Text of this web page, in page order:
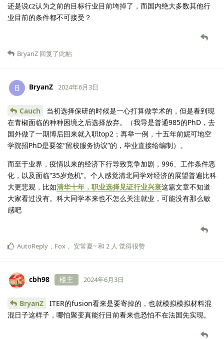
还是说cz认为之前的目标行业目前垮掉了，而国内绝大多数其他行
业目前的条件都不可接受？
BryanZ 回复了此帖
B BryanZ 2024年6月3日
Cauch
当初选择保研的时候是一心打算做学术的，但是看到现
在青椒面临的种种困境之后选择放弃。（我导是普通985的PhD，去
国外做了一期博后回来就入职top2；再举一例，十五年前妮可地空
学院招PhD是要签“留校服务协议”的，毕业直接给编制）。
而至于业界，疫情以来的经济下行导致竞争加剧，996、工作条件恶
化，以及面临“35岁危机”。个人感觉清北同学对经济的展望普遍比科
大更悲观，比如清华十年，职业选择见证行业兴衰这篇文章不知道
大家看过没有。科大同学本来也不怎么关注就业，可能没有那么敏
感吧
AutoReply ， Fox ， 安常夏~和 2 人 觉得很赞
cbh98 楼主 2024年6月3日
BryanZ
ITER的fusion看来是要寄掉的，也就模拟模拟材料混
混日子这样子，哪怕聚变真能行目前看来也恐怕不在法国先实现。